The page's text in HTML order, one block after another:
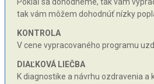
Pokiaľ sa dohodneme, tak vám
tak vám môžem dohodnúť nízky
KONTROLA
V cene vypracovaného programu
DIAĽKOVÁ LIEČBA
K diagnostike a návrhu ozdravenia